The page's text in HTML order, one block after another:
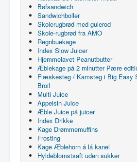
Bøfsandwich
Sandwichboller
Skolerugbrød med gulerod
Skole-rugbrød fra AMO
Regnbuekage
Index Slow Juicer
Hjemmelavet Peanutbutter
Æblekage på 2 minutter Pære
Flæskesteg / Kamsteg i Big Easy
Broil
Multi Juice
Appelsin Juice
Æble Juice på juicer
Index Drikke
Kage Drømmemuffins
Frosting
Kage Æblehorn á lá kanel
Hyldeblomstsaft uden sukker